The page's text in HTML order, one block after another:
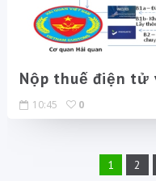
Nộp thuế điện tử
10:45 0
1 2